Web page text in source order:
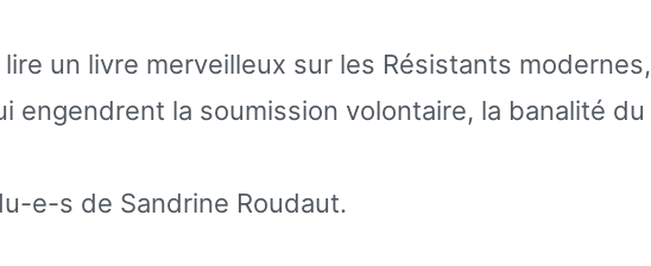
un livre merveilleux sur les Résistants modernes,
engendrent la soumission volontaire, la banalité du
e-s de Sandrine Roudaut.